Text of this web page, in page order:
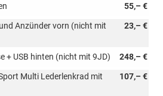
55,– €
23,– €
Anzünder vorn (nicht mit
248,– €
+ USB hinten (nicht mit 9JD)
107,– €
Multi Lederlenkrad mit